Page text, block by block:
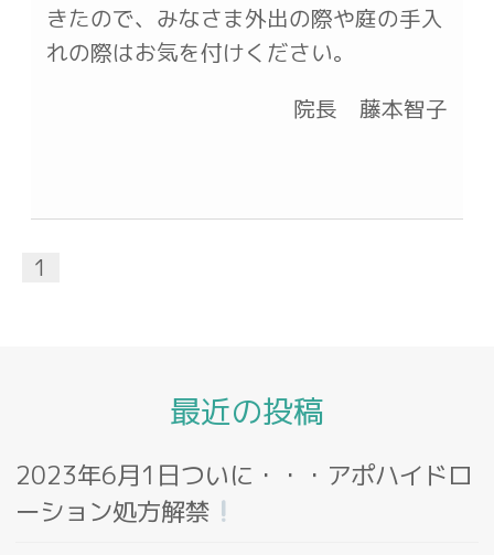
きたので、みなさま外出の際や庭の手入
れの際はお気を付けください。
院長 藤本智子
1
最近の投稿
2023年6月1日ついに・・・アポハイドロ
ーション処方解禁